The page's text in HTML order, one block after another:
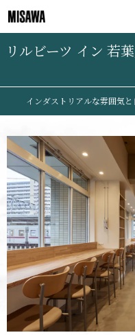
リルビーツ イン 若
インダストリアルな雰囲気